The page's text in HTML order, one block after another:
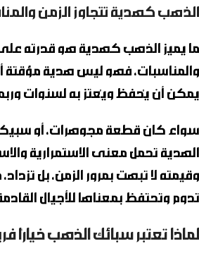
الذهب كهدية تتجاوز الزمن
ما يميز الذهب كهدية هو قدرته على
والمناسبات، فهو ليس هدية مؤقتة
يمكن أن يُحفظ ويُعتز به لسنوات
سواء كان قطعة مجوهرات، أو
الهدية تحمل معنى الاستمرارية
وقيمته لا تبهت بمرور الزمن، بل
تدوم وتحتفظ بمعناها للأجيال
لماذا تعتبر سبائك الذهب خيارًا